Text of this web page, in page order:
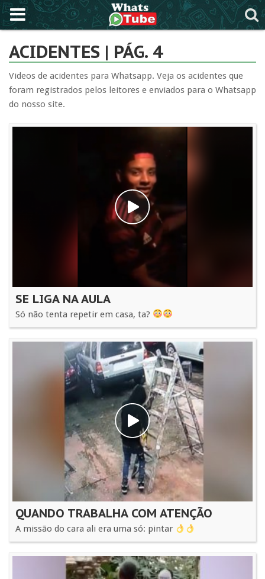
ACIDENTES | PÁG. 4
Videos de acidentes para Whatsapp. Veja os acidentes que
foram registrados pelos leitores e enviados para o Whatsapp
do nosso site.
SE LIGA NA AULA
Só não tenta repetir em casa, ta?
QUANDO TRABALHA COM ATENÇÃO
A missão do cara ali era uma só: pintar